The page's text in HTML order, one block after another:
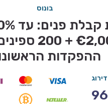
בונוס
עד €2,000 +
ההפקדות
דירוג
96